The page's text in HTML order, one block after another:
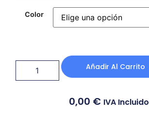
Color
Añadir Al Carrito
0,00 € IVA Incluido